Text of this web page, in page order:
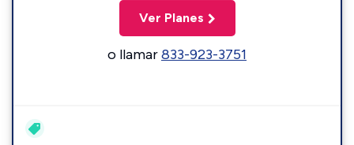
Ver Planes
o llamar833-923-3751